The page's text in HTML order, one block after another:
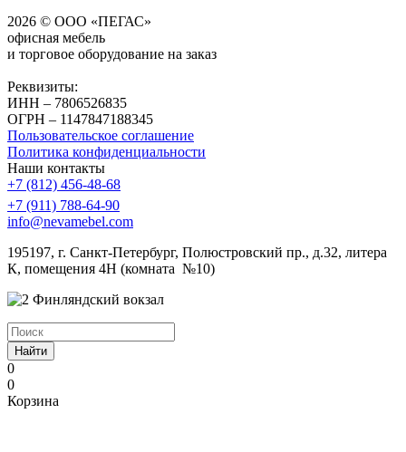
2026 © ООО «ПЕГАС»
офисная мебель
и торговое оборудование на заказ
Реквизиты:
ИНН – 7806526835
ОГРН – 1147847188345
Пользовательское соглашение
Политика конфиденциальности
Наши контакты
+7 (812) 456-48-68
+7 (911) 788-64-90
info@nevamebel.com
195197, г. Санкт-Петербург, Полюстровский пр., д.32, литера
К, помещения 4Н (комната №10)
Финляндский вокзал
Найти
0
0
Корзина